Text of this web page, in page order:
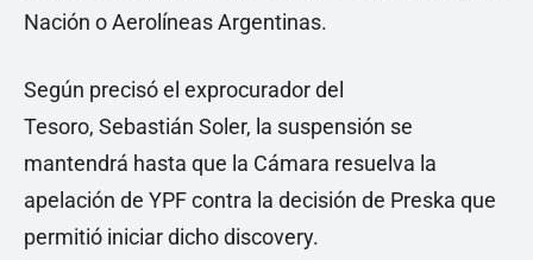
Nación o Aerolíneas Argentinas.
Según precisó el exprocurador del
Tesoro, Sebastián Soler, la suspensión se
mantendrá hasta que la Cámara resuelva la
apelación de YPF contra la decisión de Preska que
permitió iniciar dicho discovery.